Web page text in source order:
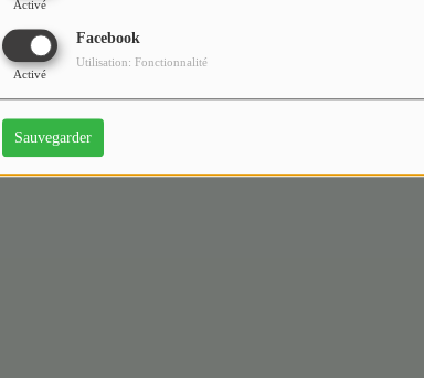
Activé
Facebook
Activé
Utilisation: Fonctionnalité
Sauvegarder